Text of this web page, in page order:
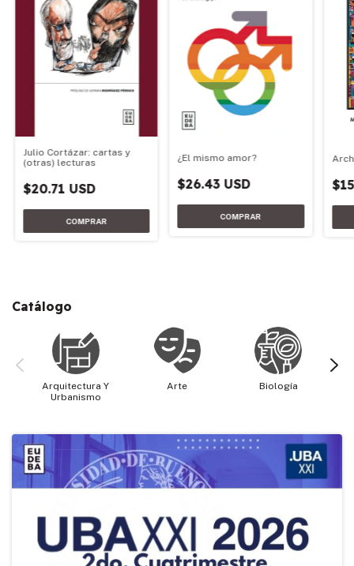
Julio Cortázar: cartas y
(otras) lecturas
$20.71 USD
¿El mismo amor?
$26.43 USD
Catálogo
Arquitectura Y
Urbanismo
Arte Biología